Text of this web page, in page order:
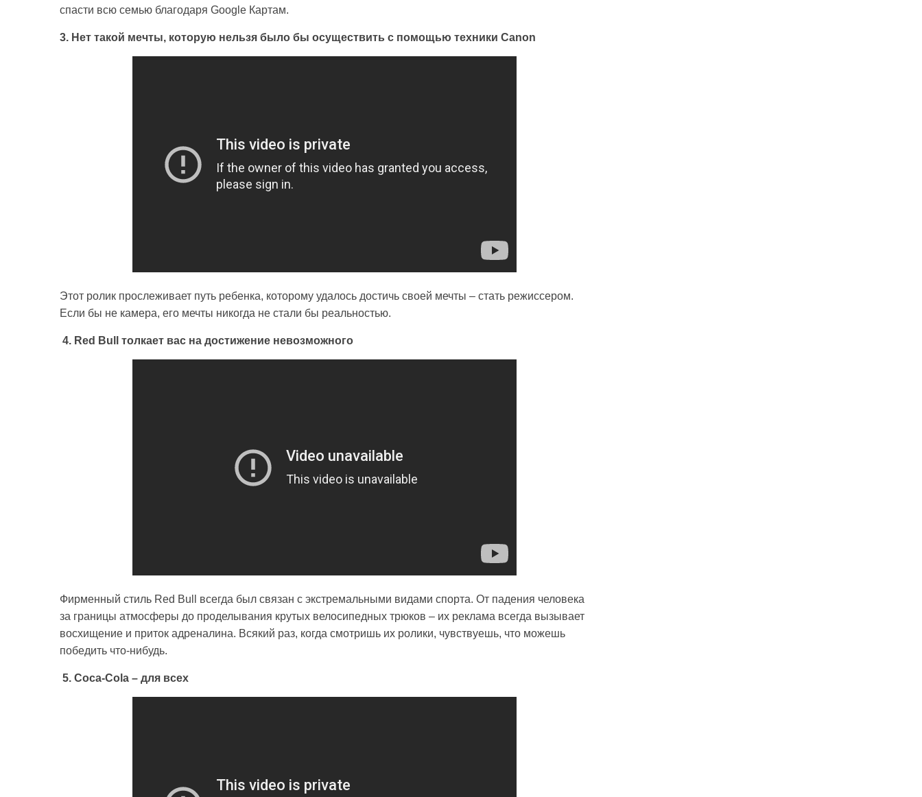
спасти всю семью благодаря Google Картам.
3. Нет такой мечты, которую нельзя было бы осуществить с помощью техники Canon
Этот ролик прослеживает путь ребенка, которому удалось достичь своей мечты – стать режиссером.
Если бы не камера, его мечты никогда не стали бы реальностью.
4. Red Bull толкает вас на достижение невозможного
Фирменный стиль Red Bull всегда был связан с экстремальными видами спорта. От падения человека
за границы атмосферы до проделывания крутых велосипедных трюков – их реклама всегда вызывает
восхищение и приток адреналина. Всякий раз, когда смотришь их ролики, чувствуешь, что можешь
победить что-нибудь.
5. Coca-Cola – для всех